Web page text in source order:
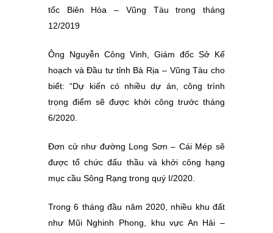
tốc Biên Hòa – Vũng Tàu trong tháng
12/2019
Ông Nguyễn Công Vinh, Giám đốc Sở Kế
hoạch và Đầu tư tỉnh Bà Rịa – Vũng Tàu cho
biết: “Dự kiến có nhiều dự án, công trình
trọng điểm sẽ được khởi công trước tháng
6/2020.
Đơn cử như đường Long Sơn – Cái Mép sẽ
được tổ chức đấu thầu và khởi công hạng
mục cầu Sông Rạng trong quý I/2020.
Trong 6 tháng đầu năm 2020, nhiều khu đất
như Mũi Nghinh Phong, khu vực An Hải –